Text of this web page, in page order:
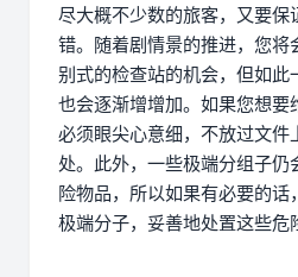
尽大概不少数的旅客，又要保
错。随着剧情景的推进，您将
别式的检查站的机会，但如此
也会逐渐增增加。如果您想要
必须眼尖心意细，不放过文件
处。此外，一些极端分组子仍
险物品，所以如果有必要的话
极端分子，妥善地处置这些危